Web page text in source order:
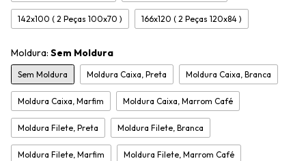
142x100 ( 2 Peças 100x70 ) 166x120 ( 2 Peças 120x84 )
Moldura: Sem Moldura
Sem Moldura Moldura Caixa, Preta Moldura Caixa, Branca
Moldura Caixa, Marfim Moldura Caixa, Marrom Café
Moldura Filete, Preta Moldura Filete, Branca
Moldura Filete, Marfim Moldura Filete, Marrom Café